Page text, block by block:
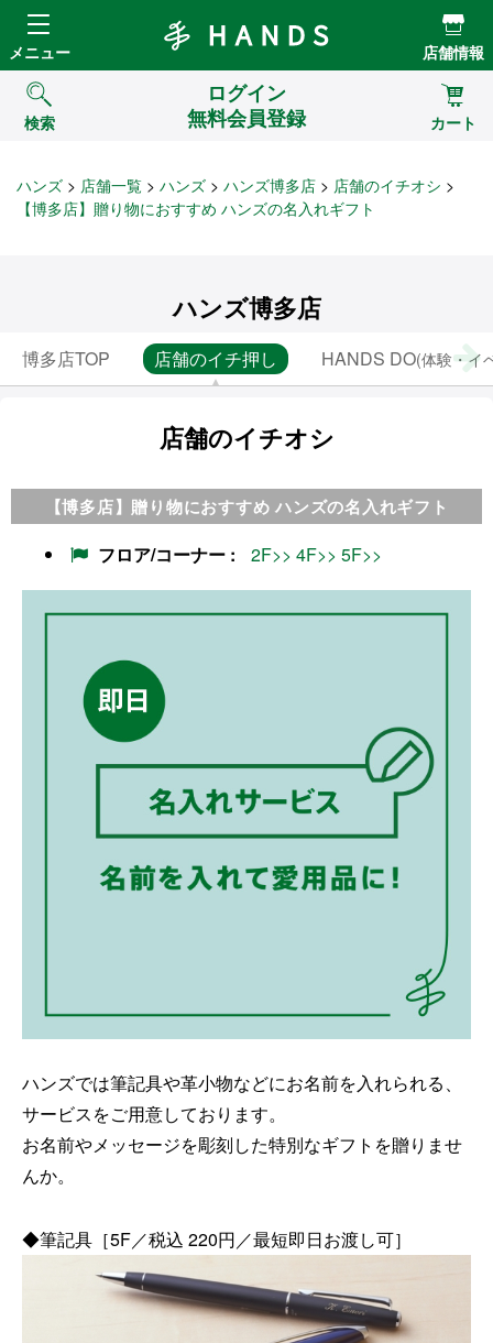
Hands ハンズ
メニュー 店舗情報
検索
ログイン
無料会員登録
カート
ハンズ 店舗一覧 ハンズ ハンズ博多店
店舗のイチオシ
【博多店】贈り物におすすめ ハンズの名入れギフト
ハンズ博多店
博多店TOP 店舗のイチ押し HANDS DO(体験・イ
店舗のイチオシ
【博多店】贈り物におすすめ ハンズの名入れギフト
フロア/コーナー 2F>> 4F>> 5F>>
ハンズでは筆記具や革小物などにお名前を入れられる、
サービスをご用意しております。
お名前やメッセージを彫刻した特別なギフトを贈りませ
んか。
◆筆記具［5F／税込 220円／最短即日お渡し可］